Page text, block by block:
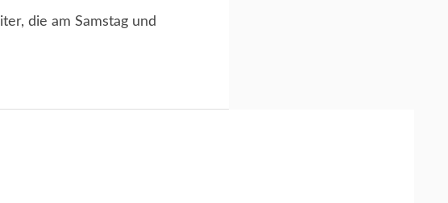
die am Samstag und